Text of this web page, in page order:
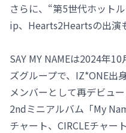
さらに、“第5世代ホット
ip、Hearts2Heartsの出演
SAY MY NAMEは2024年
ズグループで、IZ*ONE出
メンバーとして再デビュ
2ndミニアルバム「My
チャート、CIRCLEチャー